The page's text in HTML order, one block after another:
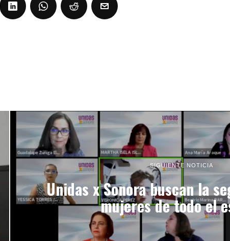
SIGUIENTE NOTICIA
Unidas x Sonora buscan la
mujeres de todo el